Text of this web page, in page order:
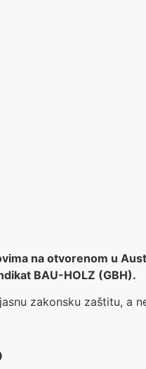
na otvorenom u
BAU-HOLZ (GBH).
zakonsku zaštitu, a